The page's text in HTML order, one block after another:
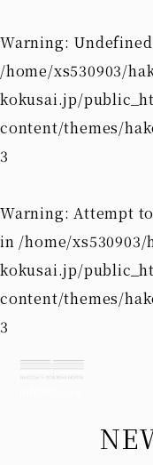
Warning:
/home/xs530903/
kokusai.jp/
content/themes/
3
Warning: Attempt
in /home/xs530903/
kokusai.jp/
content/themes/
3